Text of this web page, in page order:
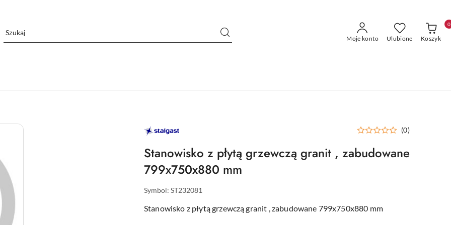
Moje konto Ulubione Koszyk
0
STALGAST
–
DLA
GASTRONOMII
(0)
Stanowisko z płytą grzewczą granit , zabudowane
799x750x880 mm
Symbol: ST232081
Stanowisko z płytą grzewczą granit , zabudowane 799x750x880 mm